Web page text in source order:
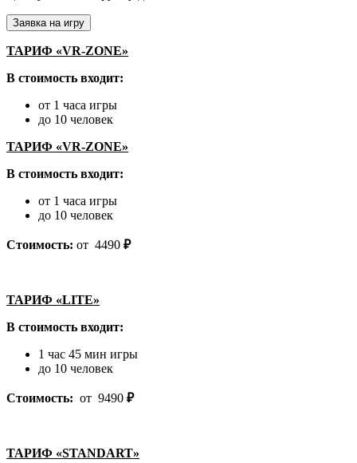
Заявка на игру
ТАРИФ «VR-ZONE»
В стоимость входит:
от 1 часа игры
до 10 человек
ТАРИФ «VR-ZONE»
В стоимость входит:
от 1 часа игры
до 10 человек
Стоимость: от 4490 ₽
ТАРИФ «LITE»
В стоимость входит:
1 час 45 мин игры
до 10 человек
Стоимость: от 9490 ₽
ТАРИФ «STANDART»